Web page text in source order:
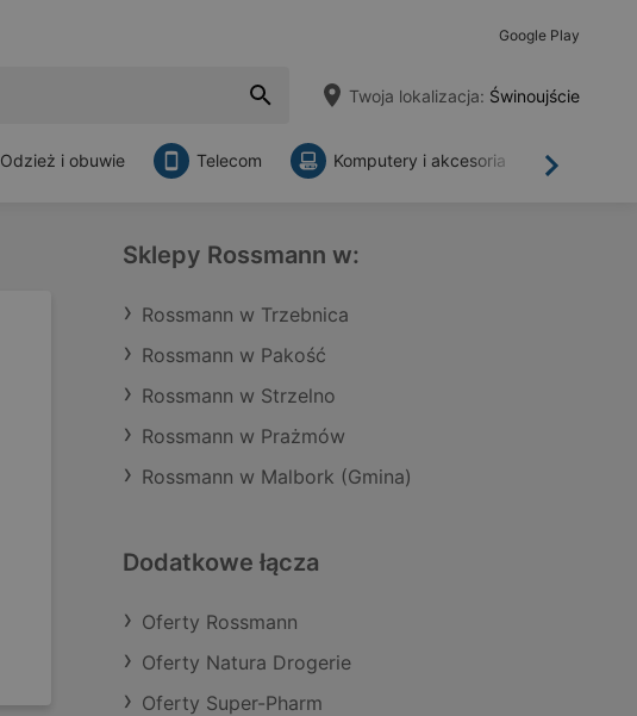
Google Play
Twoja lokalizacja: Świnoujście
Dalej
Odzież i obuwie Telecom Komputery i akcesoria
Sklepy Rossmann w:
Rossmann w Trzebnica
Rossmann w Pakość
Rossmann w Strzelno
Rossmann w Prażmów
Rossmann w Malbork (Gmina)
Dodatkowe łącza
Oferty Rossmann
Oferty Natura Drogerie
Oferty Super-Pharm